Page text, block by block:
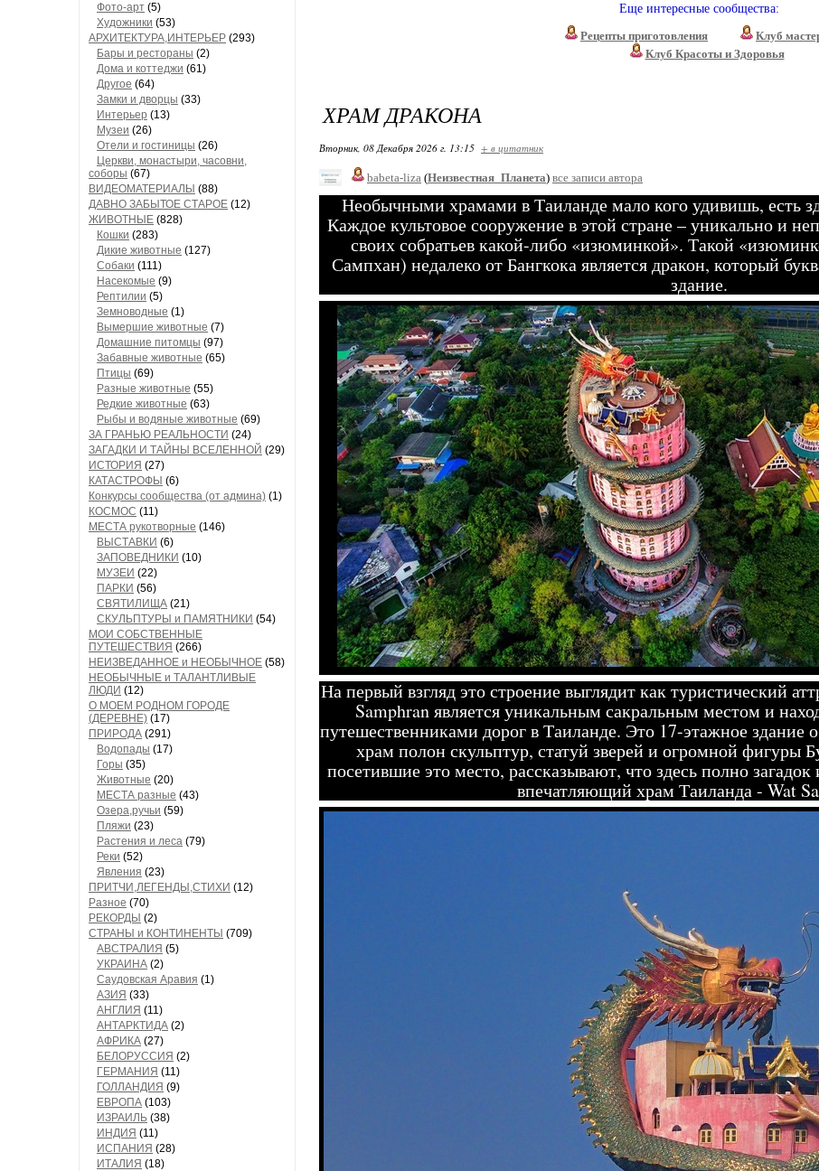
Фото-арт (5)
Художники (53)
АРХИТЕКТУРА,ИНТЕРЬЕР (293)
Бары и рестораны (2)
Дома и коттеджи (61)
Другое (64)
Замки и дворцы (33)
Интерьер (13)
Музеи (26)
Отели и гостиницы (26)
Церкви, монастыри, часовни,
соборы (67)
ВИДЕОМАТЕРИАЛЫ (88)
ДАВНО ЗАБЫТОЕ СТАРОЕ (12)
ЖИВОТНЫЕ (828)
Кошки (283)
Дикие животные (127)
Собаки (111)
Насекомые (9)
Рептилии (5)
Земноводные (1)
Вымершие животные (7)
Домашние питомцы (97)
Забавные животные (65)
Птицы (69)
Разные животные (55)
Редкие животные (63)
Рыбы и водяные животные (69)
ЗА ГРАНЬЮ РЕАЛЬНОСТИ (24)
ЗАГАДКИ И ТАЙНЫ ВСЕЛЕННОЙ (29)
ИСТОРИЯ (27)
КАТАСТРОФЫ (6)
Конкурсы сообщества (от админа) (1)
КОСМОС (11)
МЕСТА рукотворные (146)
ВЫСТАВКИ (6)
ЗАПОВЕДНИКИ (10)
МУЗЕИ (22)
ПАРКИ (56)
СВЯТИЛИЩА (21)
СКУЛЬПТУРЫ и ПАМЯТНИКИ (54)
МОИ СОБСТВЕННЫЕ
ПУТЕШЕСТВИЯ (266)
НЕИЗВЕДАННОЕ и НЕОБЫЧНОЕ (58)
НЕОБЫЧНЫЕ и ТАЛАНТЛИВЫЕ
ЛЮДИ (12)
О МОЕМ РОДНОМ ГОРОДЕ
(ДЕРЕВНЕ) (17)
ПРИРОДА (291)
Водопады (17)
Горы (35)
Животные (20)
МЕСТА разные (43)
Озера,ручьи (59)
Пляжи (23)
Растения и леса (79)
Реки (52)
Явления (23)
ПРИТЧИ,ЛЕГЕНДЫ,СТИХИ (12)
Разное (70)
РЕКОРДЫ (2)
СТРАНЫ и КОНТИНЕНТЫ (709)
АВСТРАЛИЯ (5)
УКРАИНА (2)
Саудовская Аравия (1)
АЗИЯ (33)
АНГЛИЯ (11)
АНТАРКТИДА (2)
АФРИКА (27)
БЕЛОРУССИЯ (2)
ГЕРМАНИЯ (11)
ГОЛЛАНДИЯ (9)
ЕВРОПА (103)
ИЗРАИЛЬ (38)
ИНДИЯ (11)
ИСПАНИЯ (28)
ИТАЛИЯ (18)
Еще интересные сообщества:
Рецепты приготовления
Клуб
Клуб Красоты и Здоровья
ХРАМ ДРАКОНА
Вторник, 08 Декабря 2026 г. 13:15 + в цитатник
babeta-liza (Неизвестная_Планета) все записи автора
Необычными храмами в Таиланде мало кого удивишь, есть
Каждое культовое сооружение в этой стране – уникально и
своих собратьев какой-либо «изюминкой». Такой
Сампхан) недалеко от Бангкока является дракон, который
здание.
На первый взгляд это строение выглядит как туристический
Samphran является уникальным сакральным местом и
путешественниками дорог в Таиланде. Это 17-этажное здание
храм полон скульптур, статуй зверей и огромной фигуры
посетившие это место, рассказывают, что здесь полно
впечатляющий храм Таиланда - Wat